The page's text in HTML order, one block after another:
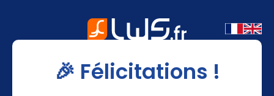
🎉 Félicitations !